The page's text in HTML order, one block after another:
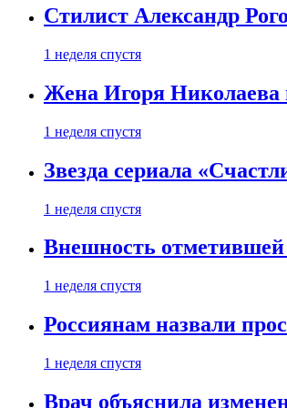
Стилист Александр
1 неделя спустя
Жена Игоря Николаева
1 неделя спустя
Звезда сериала
1 неделя спустя
Внешность отметившей
1 неделя спустя
Россиянам назвали
1 неделя спустя
Врач объяснила